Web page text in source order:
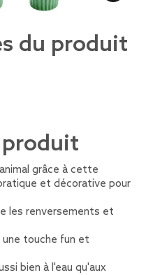
du produit
grâce à cette
et décorative pour
les renversements et
touche fun et
bien à l'eau qu'aux